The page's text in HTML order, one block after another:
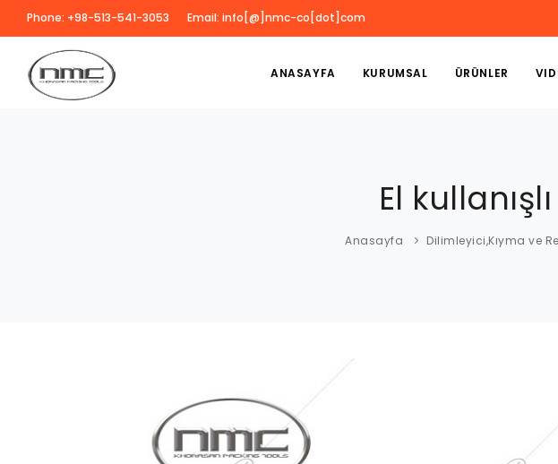
Phone: +98-513-541-3053 Email: info[@]nmc-co[dot]com
ANASAYFA KURUMSAL ÜRÜNLER
El
Anasayfa Dilimleyici,Kıyma ve